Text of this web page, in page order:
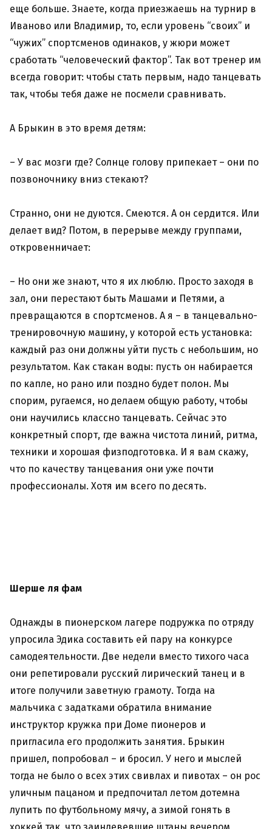
еще больше. Знаете, когда приезжаешь на турнир в
Иваново или Владимир, то, если уровень “своих” и
“чужих” спортсменов одинаков, у жюри может
сработать “человеческий фактор”. Так вот тренер им
всегда говорит: чтобы стать первым, надо танцевать
так, чтобы тебя даже не посмели сравнивать.
А Брыкин в это время детям:
– У вас мозги где? Солнце голову припекает – они по
позвоночнику вниз стекают?
Странно, они не дуются. Смеются. А он сердится. Или
делает вид? Потом, в перерыве между группами,
откровенничает:
– Но они же знают, что я их люблю. Просто заходя в
зал, они перестают быть Машами и Петями, а
превращаются в спортсменов. А я – в танцевально-
тренировочную машину, у которой есть установка:
каждый раз они должны уйти пусть с небольшим, но
результатом. Как стакан воды: пусть он набирается
по капле, но рано или поздно будет полон. Мы
спорим, ругаемся, но делаем общую работу, чтобы
они научились классно танцевать. Сейчас это
конкретный спорт, где важна чистота линий, ритма,
техники и хорошая физподготовка. И я вам скажу,
что по качеству танцевания они уже почти
профессионалы. Хотя им всего по десять.
Шерше ля фам
Однажды в пионерском лагере подружка по отряду
упросила Эдика составить ей пару на конкурсе
самодеятельности. Две недели вместо тихого часа
они репетировали русский лирический танец и в
итоге получили заветную грамоту. Тогда на
мальчика с задатками обратила внимание
инструктор кружка при Доме пионеров и
пригласила его продолжить занятия. Брыкин
пришел, попробовал – и бросил. У него и мыслей
тогда не было о всех этих свивлах и пивотах – он рос
уличным пацаном и предпочитал летом дотемна
лупить по футбольному мячу, а зимой гонять в